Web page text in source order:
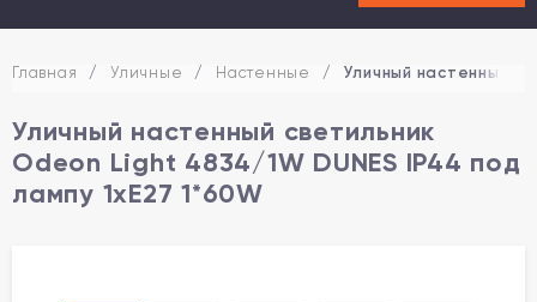
Главная / Уличные / Настенные / Уличный настенный
Уличный настенный светильник
Odeon Light 4834/1W DUNES IP44 под
лампу 1xE27 1*60W